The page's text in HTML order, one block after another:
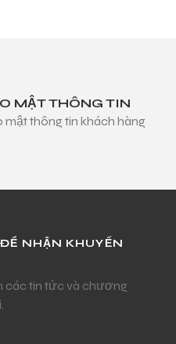
MẬT THÔNG TIN
mật thông tin khách hàng
NHẬN KHUYẾN
các tin tức và chương